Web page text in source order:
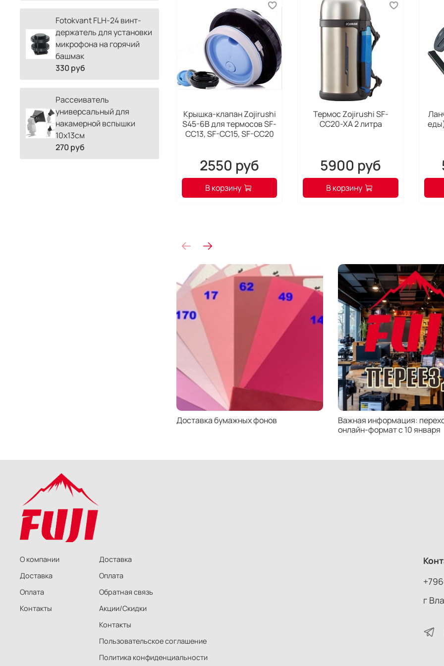
в
а
за
Крышка-клапан Zojirushi
S45-6B для термосов SF-
CC13, SF-CC15, SF-CC20
2550 руб
В корзину
Термос Zojirushi SF-
CC20-XA 2 литра
5900 руб
В корзину
Доставка бумажных фонов
Важная информация:
онлайн-формат с 10 января
Fotokvant FLH-24 винт-
держатель для установки
микрофона на горячий
башмак
330 руб
Рассеиватель
универсальный для
накамерной вспышки
10х13см
270 руб
О компании
Доставка
Оплата
Контакты
Доставка
Оплата
Обратная связь
Акции/Скидки
Контакты
Пользовательское соглашение
Политика конфиденциальности
г